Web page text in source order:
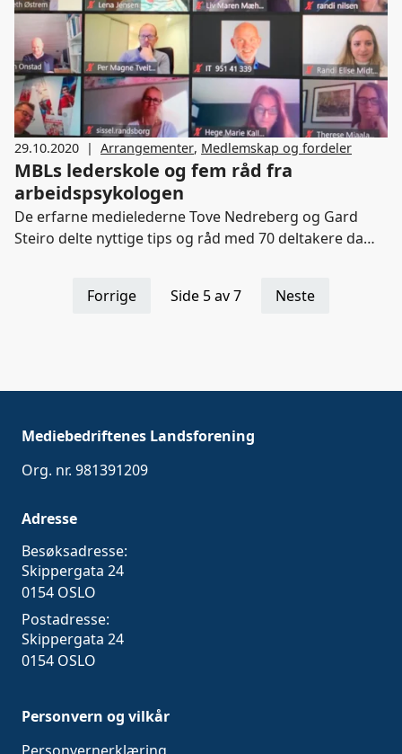
29.10.2020 | Arrangementer, Medlemskap og fordeler
MBLs lederskole og fem råd fra
arbeidspsykologen
De erfarne medielederne Tove Nedreberg og Gard
Steiro delte nyttige tips og råd med 70 deltakere da
innledning og snakket om "Magien i å bli møtt der
Forrige Side 5 av 7 Neste
Mediebedriftenes Landsforening
Org. nr. 981391209
Adresse
Besøksadresse:
Skippergata 24
0154 OSLO
Postadresse:
Skippergata 24
0154 OSLO
Personvern og vilkår